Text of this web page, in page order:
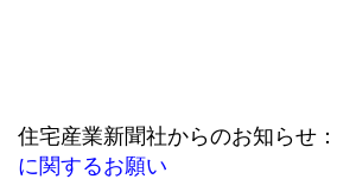
住宅産業新聞社からのお知らせ：
に関するお願い